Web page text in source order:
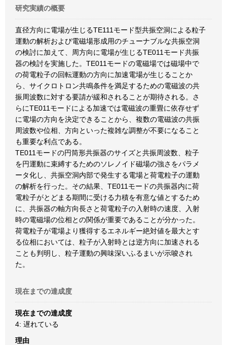
研究実績の概要
直径方向に電場が生じるTE111モード型共振空洞による粒子
運動の解析および電磁場形成用のチューナブルな共振空洞
の検討に加えて、周方向に電場が生じるTE011モード共振
器の検討を実施した。TE011モードの電磁場では磁場中で
の荷電粒子の回転運動の方向に加速電場が生じることか
ら、サイクロトロン共鳴条件を満足するための電磁波の共
振周波数に対する要請が緩和されることが期待される。さ
らにTE011モードによる加速では電磁波の重畳に依存せず
に電場の方向を決定できることから、複数の電磁波の共振
周波数や位相、方向といった複雑な調整が不要になること
も重要な利点である。
TE011モードの円筒形共振器のサイズと共振周波数、粒子
を円運動に束縛するためのソレノイド磁場の強さをパラメ
ータ化し、共振空洞内部で発生する電場と荷電粒子の運動
の解析を行った。その結果、TE011モードの共振器内に荷
電粒子がとどまる期間に受ける力積を有意な値とするため
に、共振器の軸方向長さと荷電粒子の入射時の速度、入射
時の電磁場の位相との関係が重要であることが分かった。
荷電粒子が電場より獲得するエネルギー絶対値を最大とす
る位相においては、粒子が入射時とは逆方向に加速される
ことも判明し、粒子運動の興味深いふるまいが示唆され
た。
現在までの達成度
現在までの達成度
4: 遅れている
理由